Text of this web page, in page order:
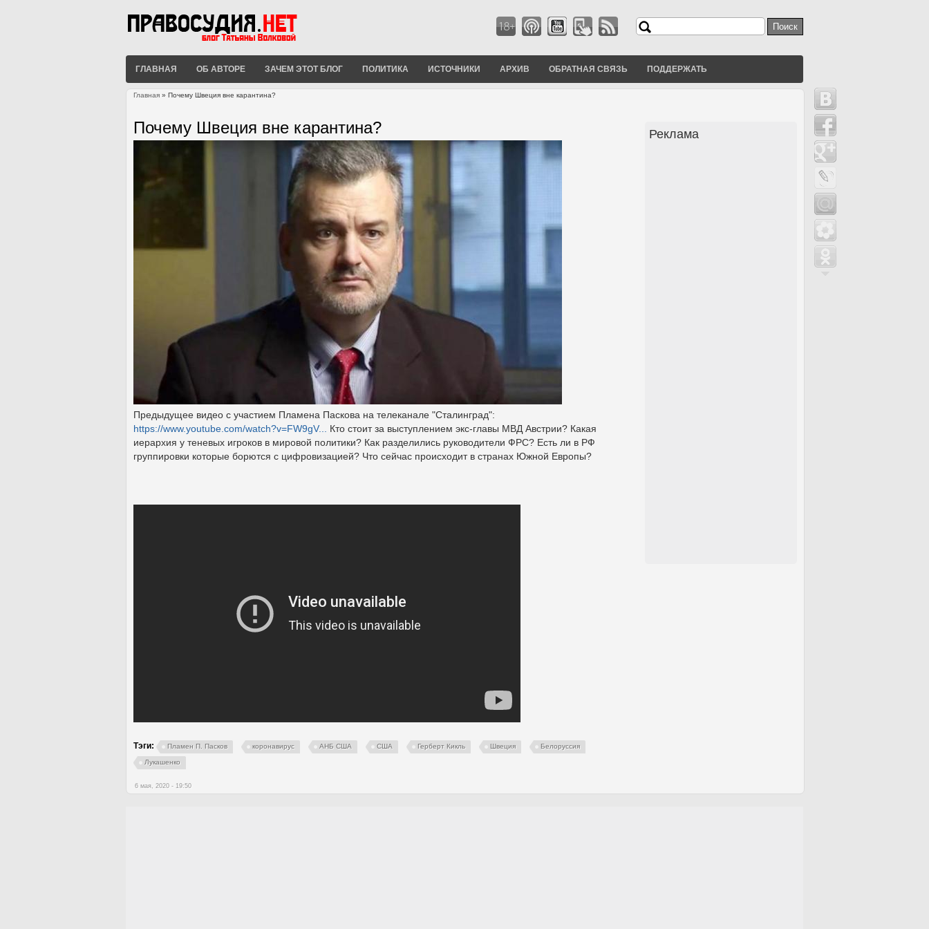
Форма поиска
Поиск
ГЛАВНАЯ ОБ АВТОРЕ ЗАЧЕМ ЭТОТ БЛОГ ПОЛИТИКА ИСТОЧНИКИ АРХИВ ОБРАТНАЯ СВЯЗЬ ПОДДЕРЖАТЬ
Главная » Почему Швеция вне карантина?
Почему Швеция вне карантина?
Предыдущее видео с участием Пламена Паскова на телеканале "Сталинград":
https://www.youtube.com/watch?v=FW9gV...
Кто стоит за выступлением экс-главы МВД Австрии? Какая
иерархия у теневых игроков в мировой политики? Как разделились руководители ФРС? Есть ли в РФ
группировки которые борются с цифровизацией? Что сейчас происходит в странах Южной Европы?
Тэги: Пламен П. Пасков коронавирус АНБ США США Герберт Кикль Швеция Белоруссия
Лукашенко
6 мая, 2020 - 19:50
Реклама